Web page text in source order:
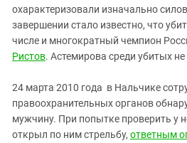
охарактеризовали изначально
завершении стало известно, что
числе и многократный чемпион
Ристов. Астемирова среди убитых
24 марта 2010 года в Нальчике
правоохранительных органов
мужчину. При попытке проверить у
открыл по ним стрельбу, ответным